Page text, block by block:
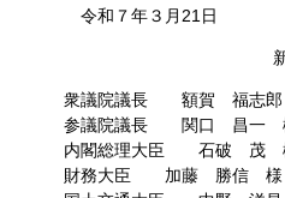
令和７年３月21日
衆議院議長 額賀 福志
参議院議長 関口 昌一
内閣総理大臣 石破 茂
財務大臣 加藤 勝信 様